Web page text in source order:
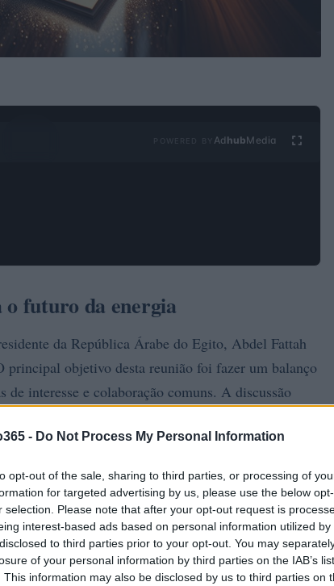
- Do Not Process My Personal Information
opt-out of the sale, sharing to third parties, or processing of
for targeted advertising by us, please use the below
selection. Please note that after your opt-out request is
interest-based ads based on personal information utilized
to third parties prior to your opt-out. You may
of your personal information by third parties on the IAB’s
This information may also be disclosed by us to third parties on
Ad hubMedia
futuro da energia
da República Árabe do Egito, Abdel Fattah
objetivo desta reunião foi fazer um balanço
interesse e colaboração comuns. A discussão
duas entidades, especialmente em um contexto